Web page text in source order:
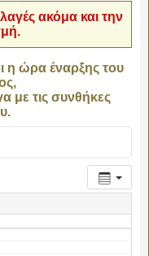
ακόμα και την
η ώρα έναρξης του
με τις συνθήκες